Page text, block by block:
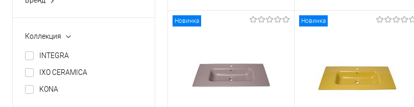
Коллекция
INTEGRA
IXO CERAMICA
KONA
В избранное
Под заказ
В избранное
Под заказ
Новинка Новинка